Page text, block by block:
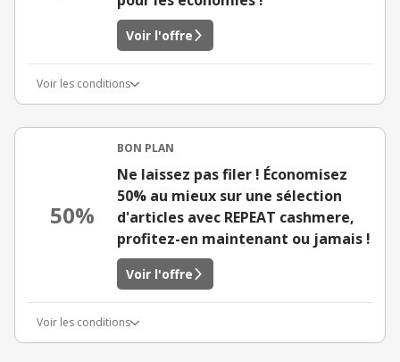
Voir l'offre
Voir les conditions
50%
BON PLAN
Ne laissez pas filer ! Économisez
50% au mieux sur une sélection
d'articles avec REPEAT cashmere,
profitez-en maintenant ou jamais !
Voir l'offre
Voir les conditions